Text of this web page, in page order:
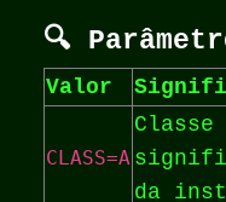
🔍
Valor
CLASS=A
da